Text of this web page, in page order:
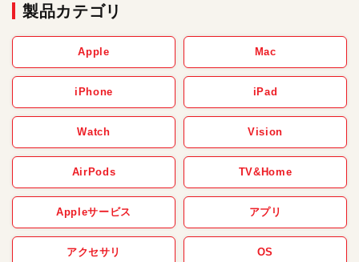
製品カテゴリ
Apple Mac
iPhone iPad
Watch Vision
AirPods TV&Home
Appleサービス アプリ
アクセサリ OS